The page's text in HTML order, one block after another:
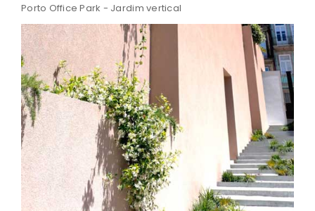
Porto Office Park - Jardim vertical